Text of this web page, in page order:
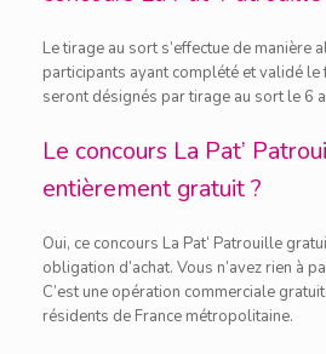
Le tirage au sort s’effectue de manière
participants ayant complété et validé
seront désignés par tirage au sort le 6
Le concours La Pat’
entièrement gratuit ?
Oui, ce concours La Pat’ Patrouille
obligation d’achat. Vous n’avez rien à
C’est une opération commerciale
résidents de France métropolitaine.